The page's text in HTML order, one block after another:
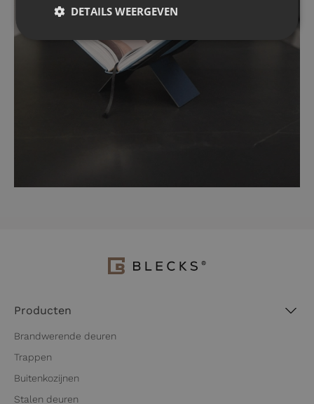
Producten
Brandwerende deuren
Trappen
Buitenkozijnen
Stalen deuren
DETAILS WEERGEVEN